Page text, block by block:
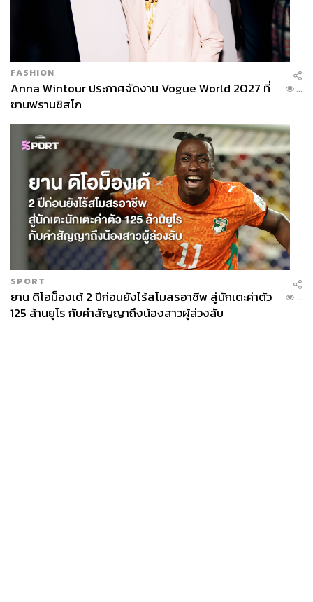
FASHION
Anna Wintour ประกาศจัดงาน Vogue World 2027 ที่
ซานฟรานซิสโก
...
SPORT
ยาน ดิโอม็องเด้ 2 ปีก่อนยังไร้สโมสรอาชีพ สู่นักเตะค่าตัว
125 ล้านยูโร กับคำสัญญาถึงน้องสาวผู้ล่วงลับ
...